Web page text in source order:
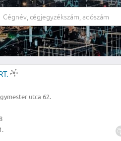
számára érhető el,
utca 62.